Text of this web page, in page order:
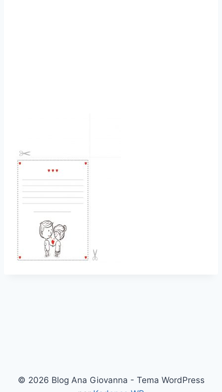
© 2026 Blog Ana Giovanna - Tema WordPress